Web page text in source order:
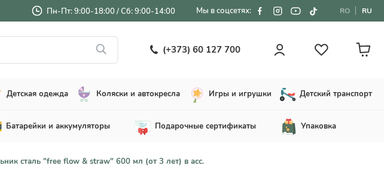
Пн-Пт: 9:00-18:00 / Сб: 9:00-14:00 Мы в соцсетях: RO RU
(+373) 60 127 700
Детская одежда Коляски и автокресла Игры и игрушки Детский транспорт
Батарейки и аккумуляторы Подарочные сертификаты Упаковка
сталь "free flow & straw" 600 мл (от 3 лет) в асс.